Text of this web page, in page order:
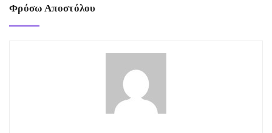
Φρόσω Αποστόλου